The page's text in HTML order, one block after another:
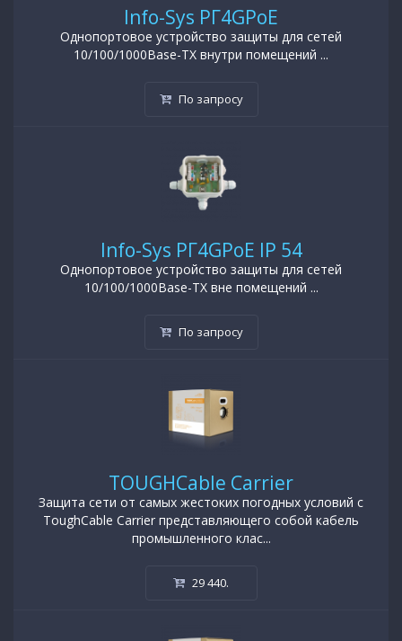
Info-Sys РГ4GPoE
Однопортовое устройство защиты для сетей
10/100/1000Base-TX внутри помещений ...
По запросу
Info-Sys РГ4GPoE IP 54
Однопортовое устройство защиты для сетей
10/100/1000Base-TX вне помещений ...
По запросу
TOUGHCable Carrier
Защита сети от самых жестоких погодных условий с
ToughCable Carrier представляющего собой кабель
промышленного клас...
29 440.